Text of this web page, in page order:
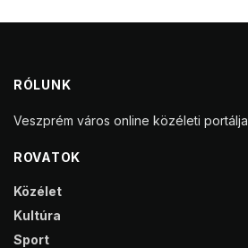
RÓLUNK
Veszprém város online közéleti portálja
ROVATOK
Közélet
Kultúra
Sport